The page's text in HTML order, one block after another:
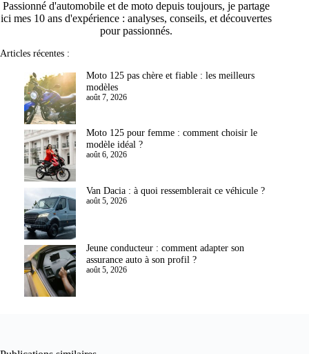
Passionné d'automobile et de moto depuis toujours, je partage
ici mes 10 ans d'expérience : analyses, conseils, et découvertes
pour passionnés.
Articles récentes :
Moto 125 pas chère et fiable : les meilleurs
modèles
août 7, 2026
Moto 125 pour femme : comment choisir le
modèle idéal ?
août 6, 2026
Van Dacia : à quoi ressemblerait ce véhicule ?
août 5, 2026
Jeune conducteur : comment adapter son
assurance auto à son profil ?
août 5, 2026